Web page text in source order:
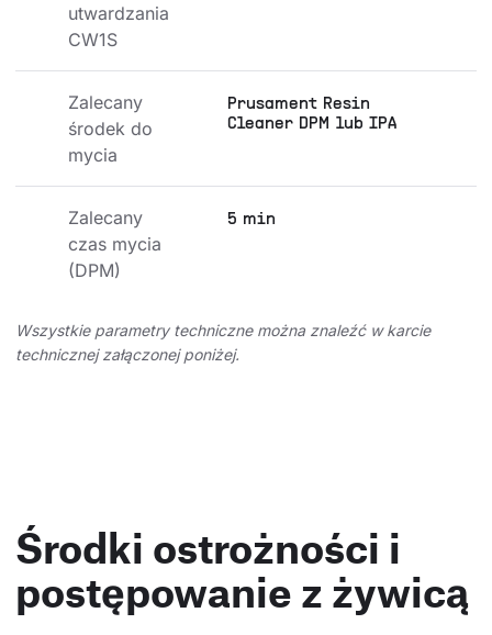
utwardzania
CW1S
Zalecany
środek do
mycia
Prusament Resin
Cleaner DPM lub IPA
Zalecany
czas mycia
(DPM)
5 min
Wszystkie parametry techniczne można znaleźć w karcie
technicznej załączonej poniżej.
Środki ostrożności i
postępowanie z żywicą